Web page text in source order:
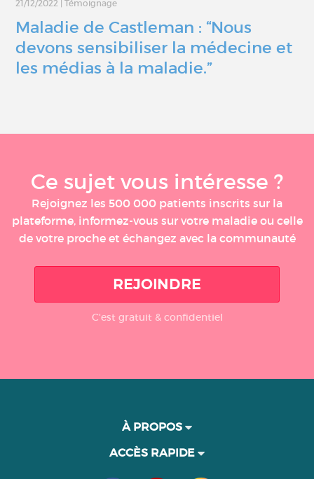
21/12/2022 Témoignage
Maladie de Castleman : “Nous
devons sensibiliser la médecine et
les médias à la maladie.”
Ce sujet vous intéresse ?
Rejoignez les 500 000 patients inscrits sur la
plateforme, informez-vous sur votre maladie ou celle
de votre proche et échangez avec la communauté
REJOINDRE
C'est gratuit & confidentiel
À PROPOS
ACCÈS RAPIDE